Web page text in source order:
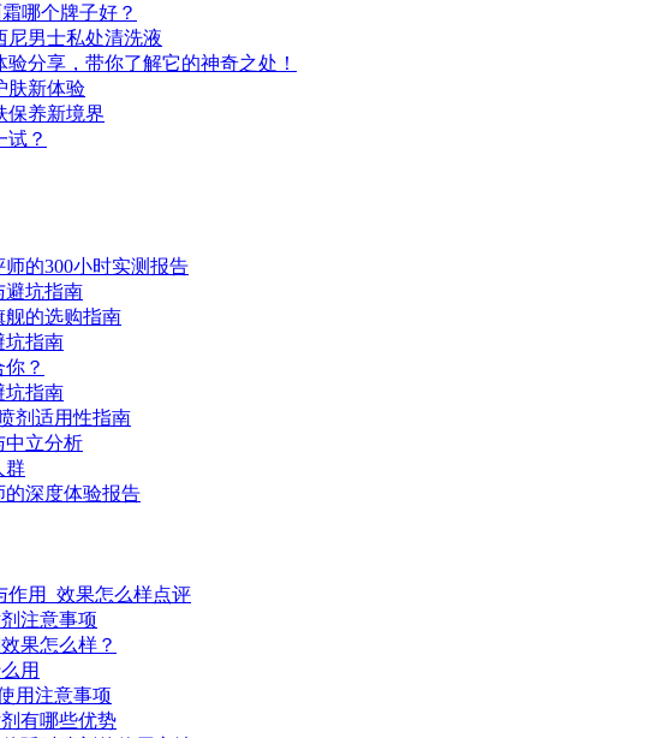
哪个牌子好？
尼男士私处清洗液
分享，带你了解它的神奇之处！
肤新体验
保养新境界
试？
的300小时实测报告
避坑指南
舰的选购指南
坑指南
？
坑指南
剂适用性指南
中立分析
群
的深度体验报告
作用_效果怎么样点评
注意事项
果怎么样？
用
用注意事项
有哪些优势